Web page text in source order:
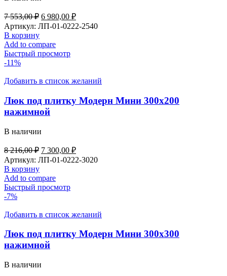
7 553,00₽ Первоначальная
цена
7
553,00 ₽.
6 980,00 ₽Текущая
цена:
Артикул: ЛП-01-0222-2540
В корзину
Add to compare
Быстрый просмотр
-11%
Добавить в список желаний
Люк под плитку Модерн Мини 300х200
нажимной
В наличии
8 216,00₽ Первоначальная
цена
8
216,00 ₽.
7 300,00 ₽Текущая
цена:
Артикул: ЛП-01-0222-3020
В корзину
Add to compare
Быстрый просмотр
-7%
Добавить в список желаний
Люк под плитку Модерн Мини 300х300
нажимной
В наличии